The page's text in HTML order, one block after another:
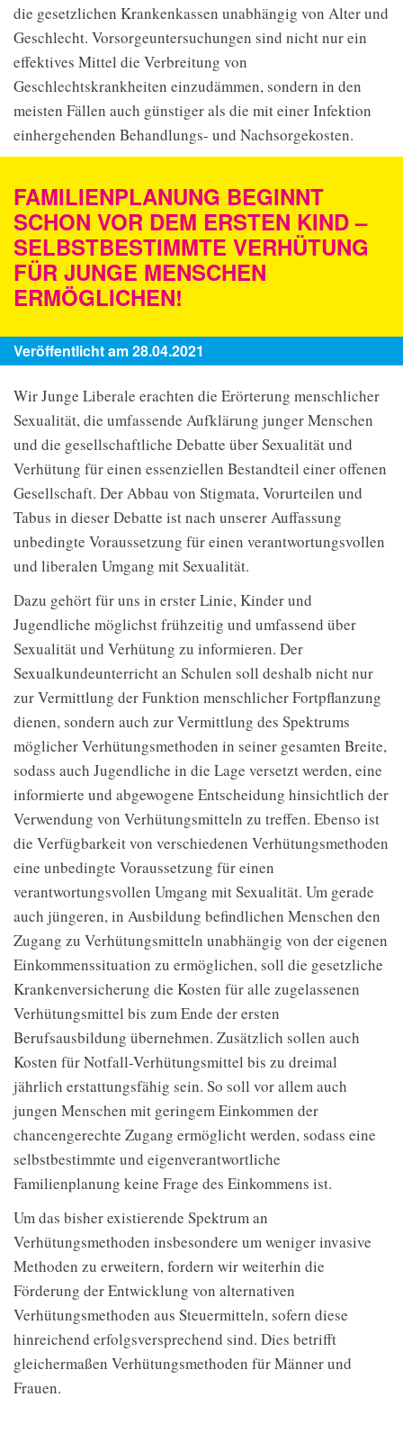
die gesetzlichen Krankenkassen unabhängig von Alter und
Geschlecht. Vorsorgeuntersuchungen sind nicht nur ein
effektives Mittel die Verbreitung von
Geschlechtskrankheiten einzudämmen, sondern in den
meisten Fällen auch günstiger als die mit einer Infektion
einhergehenden Behandlungs- und Nachsorgekosten.
FAMILIENPLANUNG BEGINNT
SCHON VOR DEM ERSTEN KIND –
SELBSTBESTIMMTE VERHÜTUNG
FÜR JUNGE MENSCHEN
ERMÖGLICHEN!
Veröffentlicht am 28.04.2021
Wir Junge Liberale erachten die Erörterung menschlicher
Sexualität, die umfassende Aufklärung junger Menschen
und die gesellschaftliche Debatte über Sexualität und
Verhütung für einen essenziellen Bestandteil einer offenen
Gesellschaft. Der Abbau von Stigmata, Vorurteilen und
Tabus in dieser Debatte ist nach unserer Auffassung
unbedingte Voraussetzung für einen verantwortungsvollen
und liberalen Umgang mit Sexualität.
Dazu gehört für uns in erster Linie, Kinder und
Jugendliche möglichst frühzeitig und umfassend über
Sexualität und Verhütung zu informieren. Der
Sexualkundeunterricht an Schulen soll deshalb nicht nur
zur Vermittlung der Funktion menschlicher Fortpflanzung
dienen, sondern auch zur Vermittlung des Spektrums
möglicher Verhütungsmethoden in seiner gesamten Breite,
sodass auch Jugendliche in die Lage versetzt werden, eine
informierte und abgewogene Entscheidung hinsichtlich der
Verwendung von Verhütungsmitteln zu treffen. Ebenso ist
die Verfügbarkeit von verschiedenen Verhütungsmethoden
eine unbedingte Voraussetzung für einen
verantwortungsvollen Umgang mit Sexualität. Um gerade
auch jüngeren, in Ausbildung befindlichen Menschen den
Zugang zu Verhütungsmitteln unabhängig von der eigenen
Einkommenssituation zu ermöglichen, soll die gesetzliche
Krankenversicherung die Kosten für alle zugelassenen
Verhütungsmittel bis zum Ende der ersten
Berufsausbildung übernehmen. Zusätzlich sollen auch
Kosten für Notfall-Verhütungsmittel bis zu dreimal
jährlich erstattungsfähig sein. So soll vor allem auch
jungen Menschen mit geringem Einkommen der
chancengerechte Zugang ermöglicht werden, sodass eine
selbstbestimmte und eigenverantwortliche
Familienplanung keine Frage des Einkommens ist.
Um das bisher existierende Spektrum an
Verhütungsmethoden insbesondere um weniger invasive
Methoden zu erweitern, fordern wir weiterhin die
Förderung der Entwicklung von alternativen
Verhütungsmethoden aus Steuermitteln, sofern diese
hinreichend erfolgsversprechend sind. Dies betrifft
gleichermaßen Verhütungsmethoden für Männer und
Frauen.